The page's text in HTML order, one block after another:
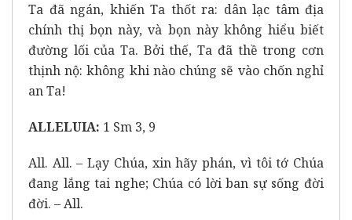
Ta đã ngán, khiến Ta thốt ra: dân lạc tâm địa
chính thị bọn này, và bọn này không hiểu biết
đường lối của Ta. Bởi thế, Ta đã thề trong cơn
thịnh nộ: không khi nào chúng sẽ vào chốn nghỉ
an Ta!
ALLELUIA: 1 Sm 3, 9
All. All. – Lạy Chúa, xin hãy phán, vì tôi tớ Chúa
đang lắng tai nghe; Chúa có lời ban sự sống đời
đời. – All.